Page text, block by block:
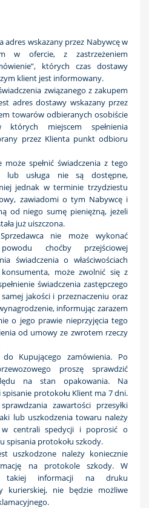
adres wskazany przez Nabywcę w
w ofercie, z zastrzeżeniem
których czas dostawy
klient jest informowany.
związanego z zakupem
adres dostawy wskazany przez
towarów odbieranych osobiście
miejscem spełnienia
przez Klienta punkt odbioru
może spełnić świadczenia z tego
lub usługa nie są dostępne,
jednak w terminie trzydziestu
zawiadomi o tym Nabywcę i
od niego sumę pieniężną, jeżeli
już uiszczona.
nie może wykonać
choćby przejściowej
świadczenia o właściwościach
może zwolnić się z
świadczenia zastępczego
jakości i przeznaczeniu oraz
informując zarazem
o jego prawie nieprzyjęcia tego
od umowy ze zwrotem rzeczy
Kupującego zamówienia. Po
proszę sprawdzić
na stan opakowania. Na
protokołu Klient ma 7 dni.
zawartości przesyłki
lub uszkodzenia towaru należy
w centrali spedycji i poprosić o
spisania protokołu szkody.
uszkodzone należy koniecznie
na protokole szkody. W
takiej informacji na druku
kurierskiej, nie będzie możliwe